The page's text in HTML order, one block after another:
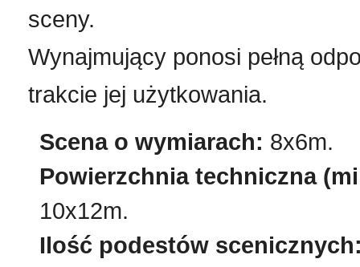
sceny.
Wynajmujący ponosi pełną
trakcie jej użytkowania.
Scena o wymiarach: 8x6m.
Powierzchnia techniczna
10x12m.
Ilość podestów